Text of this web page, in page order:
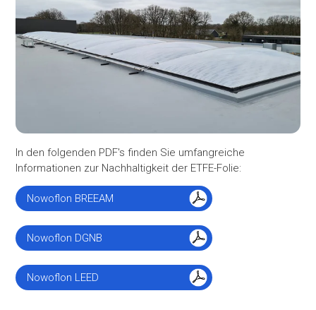
In den folgenden PDF's finden Sie umfangreiche
Informationen zur Nachhaltigkeit der ETFE-Folie:
Nowoflon BREEAM
Nowoflon DGNB
Nowoflon LEED